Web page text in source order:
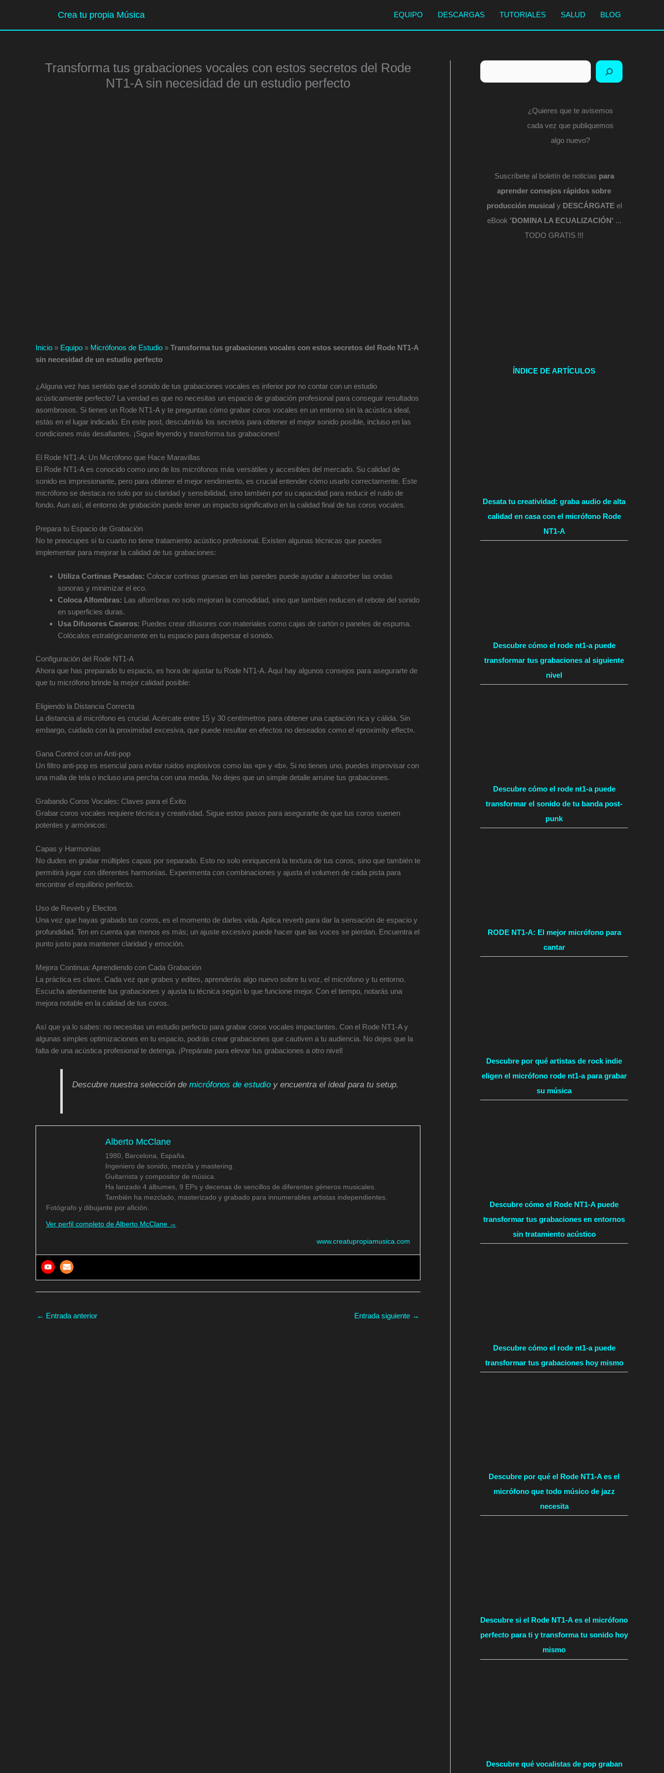
contenido
Crea tu propia Música EQUIPO DESCARGAS TUTORIALES SALUD BLOG
Transforma tus grabaciones vocales con estos secretos del Rode
NT1-A sin necesidad de un estudio perfecto
Inicio » Equipo » Micrófonos de Estudio » Transforma tus grabaciones vocales con estos secretos del Rode NT1-A
sin necesidad de un estudio perfecto
¿Alguna vez has sentido que el sonido de tus grabaciones vocales es inferior por no contar con un estudio
acústicamente perfecto? La verdad es que no necesitas un espacio de grabación profesional para conseguir resultados
asombrosos. Si tienes un Rode NT1-A y te preguntas cómo grabar coros vocales en un entorno sin la acústica ideal,
estás en el lugar indicado. En este post, descubrirás los secretos para obtener el mejor sonido posible, incluso en las
condiciones más desafiantes. ¡Sigue leyendo y transforma tus grabaciones!
El Rode NT1-A: Un Micrófono que Hace Maravillas
El Rode NT1-A es conocido como uno de los micrófonos más versátiles y accesibles del mercado. Su calidad de
sonido es impresionante, pero para obtener el mejor rendimiento, es crucial entender cómo usarlo correctamente. Este
micrófono se destaca no solo por su claridad y sensibilidad, sino también por su capacidad para reducir el ruido de
fondo. Aun así, el entorno de grabación puede tener un impacto significativo en la calidad final de tus coros vocales.
Prepara tu Espacio de Grabación
No te preocupes si tu cuarto no tiene tratamiento acústico profesional. Existen algunas técnicas que puedes
implementar para mejorar la calidad de tus grabaciones:
Utiliza Cortinas Pesadas: Colocar cortinas gruesas en las paredes puede ayudar a absorber las ondas
sonoras y minimizar el eco.
Coloca Alfombras: Las alfombras no solo mejoran la comodidad, sino que también reducen el rebote del sonido
en superficies duras.
Usa Difusores Caseros: Puedes crear difusores con materiales como cajas de cartón o paneles de espuma.
Colócalos estratégicamente en tu espacio para dispersar el sonido.
Configuración del Rode NT1-A
Ahora que has preparado tu espacio, es hora de ajustar tu Rode NT1-A. Aquí hay algunos consejos para asegurarte de
que tu micrófono brinde la mejor calidad posible:
Eligiendo la Distancia Correcta
La distancia al micrófono es crucial. Acércate entre 15 y 30 centímetros para obtener una captación rica y cálida. Sin
embargo, cuidado con la proximidad excesiva, que puede resultar en efectos no deseados como el «proximity effect».
Gana Control con un Anti-pop
Un filtro anti-pop es esencial para evitar ruidos explosivos como las «p» y «b». Si no tienes uno, puedes improvisar con
una malla de tela o incluso una percha con una media. No dejes que un simple detalle arruine tus grabaciones.
Grabando Coros Vocales: Claves para el Éxito
Grabar coros vocales requiere técnica y creatividad. Sigue estos pasos para asegurarte de que tus coros suenen
potentes y armónicos:
Capas y Harmonías
No dudes en grabar múltiples capas por separado. Esto no solo enriquecerá la textura de tus coros, sino que también te
permitirá jugar con diferentes harmonías. Experimenta con combinaciones y ajusta el volumen de cada pista para
encontrar el equilibrio perfecto.
Uso de Reverb y Efectos
Una vez que hayas grabado tus coros, es el momento de darles vida. Aplica reverb para dar la sensación de espacio y
profundidad. Ten en cuenta que menos es más; un ajuste excesivo puede hacer que las voces se pierdan. Encuentra el
punto justo para mantener claridad y emoción.
Mejora Continua: Aprendiendo con Cada Grabación
La práctica es clave. Cada vez que grabes y edites, aprenderás algo nuevo sobre tu voz, el micrófono y tu entorno.
Escucha atentamente tus grabaciones y ajusta tu técnica según lo que funcione mejor. Con el tiempo, notarás una
mejora notable en la calidad de tus coros.
Así que ya lo sabes: no necesitas un estudio perfecto para grabar coros vocales impactantes. Con el Rode NT1-A y
algunas simples optimizaciones en tu espacio, podrás crear grabaciones que cautiven a tu audiencia. No dejes que la
falta de una acústica profesional te detenga. ¡Prepárate para elevar tus grabaciones a otro nivel!
Descubre nuestra selección demicrófonos de estudio y encuentra el ideal para tu setup.
Alberto McClane
1980, Barcelona, España.
Ingeniero de sonido, mezcla y mastering.
Guitarrista y compositor de música.
Ha lanzado 4 álbumes, 9 EPs y decenas de sencillos de diferentes géneros musicales.
También ha mezclado, masterizado y grabado para innumerables artistas independientes.
Fotógrafo y dibujante por afición.
Ver perfil completo de Alberto McClane →
www.creatupropiamusica.com
← Entrada anterior Entrada siguiente →
Buscar
¿Quieres que te avisemos
cada vez que publiquemos
algo nuevo?
Suscríbete al boletín de noticias para
aprender consejos rápidos sobre
producción musical y DESCÁRGATEel
eBook 'DOMINA LA ECUALIZACIÓN' ...
TODO GRATIS !!!
ÍNDICE DE ARTÍCULOS
Desata tu creatividad: graba audio de alta
calidad en casa con el micrófono Rode
NT1-A
Descubre cómo el rode nt1-a puede
transformar tus grabaciones al siguiente
nivel
Descubre cómo el rode nt1-a puede
transformar el sonido de tu banda post-
punk
RODE NT1-A: El mejor micrófono para
cantar
Descubre por qué artistas de rock indie
eligen el micrófono rode nt1-a para grabar
su música
Descubre cómo el Rode NT1-A puede
transformar tus grabaciones en entornos
sin tratamiento acústico
Descubre cómo el rode nt1-a puede
transformar tus grabaciones hoy mismo
Descubre por qué el Rode NT1-A es el
micrófono que todo músico de jazz
necesita
Descubre si el Rode NT1-A es el micrófono
perfecto para ti y transforma tu sonido hoy
mismo
Descubre qué vocalistas de pop graban